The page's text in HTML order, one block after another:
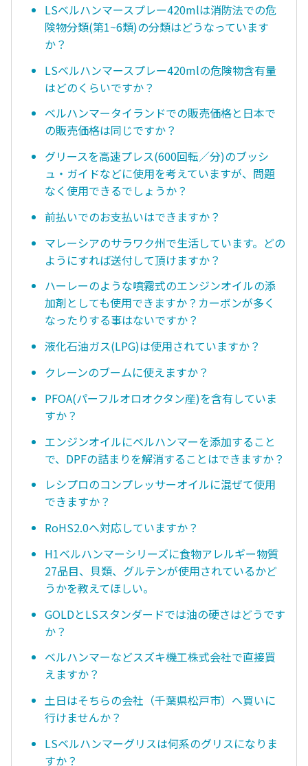
LSベルハンマースプレー420mlは消防法での危
険物分類(第1~6類)の分類はどうなっています
か？
LSベルハンマースプレー420mlの危険物含有量
はどのくらいですか？
ベルハンマータイランドでの販売価格と日本で
の販売価格は同じですか？
グリースを高速プレス(600回転／分)のブッシ
ュ・ガイドなどに使用を考えていますが、問題
なく使用できるでしょうか？
前払いでのお支払いはできますか？
マレーシアのサラワク州で生活しています。どの
ようにすれば送付して頂けますか？
ハーレーのような噴霧式のエンジンオイルの添
加剤としても使用できますか？カーボンが多く
なったりする事はないですか？
液化石油ガス(LPG)は使用されていますか？
クレーンのブームに使えますか？
PFOA(パーフルオロオクタン産)を含有していま
すか？
エンジンオイルにベルハンマーを添加すること
で、DPFの詰まりを解消することはできますか？
レシプロのコンプレッサーオイルに混ぜて使用
できますか？
RoHS2.0へ対応していますか？
H1ベルハンマーシリーズに食物アレルギー物質
27品目、貝類、グルテンが使用されているかど
うかを教えてほしい。
GOLDとLSスタンダードでは油の硬さはどうです
か？
ベルハンマーなどスズキ機工株式会社で直接買
えますか？
土日はそちらの会社（千葉県松戸市）へ買いに
行けませんか？
LSベルハンマーグリスは何系のグリスになりま
すか？